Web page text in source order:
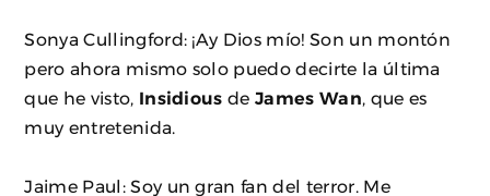
Sonya Cullingford: ¡Ay Dios mío! Son un montón
pero ahora mismo solo puedo decirte la última
que he visto, Insidious deJames Wan , que es
muy entretenida.
Jaime Paul: Soy un gran fan del terror. Me